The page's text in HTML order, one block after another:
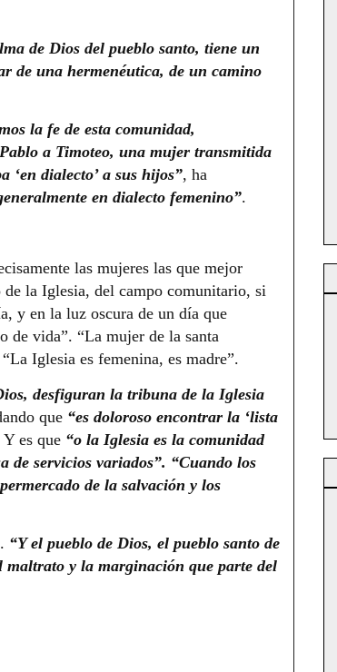
de Dios del pueblo santo, tiene un
de una hermenéutica, de un camino
la fe de esta comunidad,
a Timoteo, una mujer transmitida
‘en dialecto’ a sus hijos”, ha
en dialecto femenino”.
las mujeres las que mejor
de la Iglesia, del campo comunitario, si
y en la luz oscura de un día que
de vida”. “La mujer de la santa
Iglesia es femenina, es madre”.
desfiguran la tribuna de la Iglesia
que “es doloroso encontrar la ‘lista
Y es que “o la Iglesia es la comunidad
de servicios variados”. “Cuando los
de la salvación y los
. “Y el pueblo de Dios, el pueblo santo de
maltrato y la marginación que parte del